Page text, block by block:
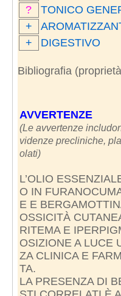
?
TONICO
+
+
DIGESTIVO
Bibliografia
AVVERTENZE
(Le avvertenze
videnze precliniche,
olati)
L’OLIO
O IN
E E
OSSICITÀ
RITEMA E
OSIZIONE A LUCE
ZA CLINICA E
TA.
LA PRESENZA DI